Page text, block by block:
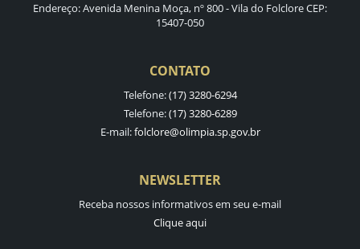
Endereço: Avenida Menina Moça, nº 800 - Vila do Folclore CEP:
15407-050
CONTATO
Telefone:(17) 3280-6294
Telefone:(17) 3280-6289
E-mail:folclore@olimpia.sp.gov.br
NEWSLETTER
Receba nossos informativos em seu e-mail
Clique aqui